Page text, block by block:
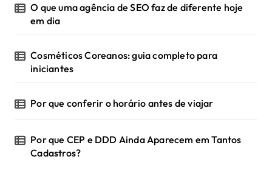
O que uma agência de SEO faz de diferente hoje
em dia
Cosméticos Coreanos: guia completo para
iniciantes
Por que conferir o horário antes de viajar
Por que CEP e DDD Ainda Aparecem em Tantos
Cadastros?